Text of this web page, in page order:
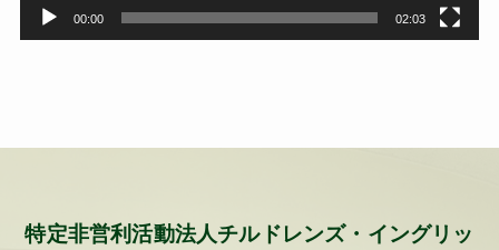
00:00 02:03
特定非営利活動法人チルドレンズ・イングリッ